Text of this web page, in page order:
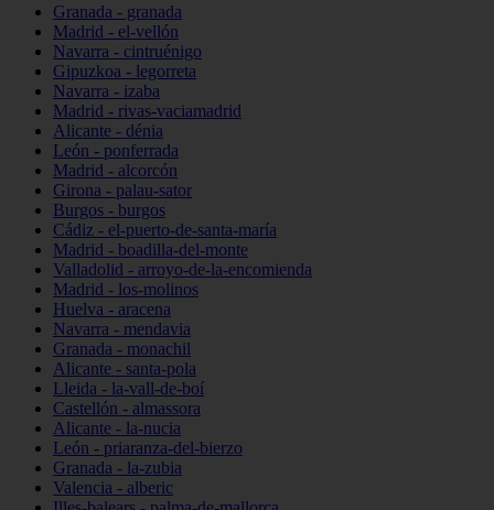
Granada - granada
Madrid - el-vellón
Navarra - cintruénigo
Gipuzkoa - legorreta
Navarra - izaba
Madrid - rivas-vaciamadrid
Alicante - dénia
León - ponferrada
Madrid - alcorcón
Girona - palau-sator
Burgos - burgos
Cádiz - el-puerto-de-santa-maría
Madrid - boadilla-del-monte
Valladolid - arroyo-de-la-encomienda
Madrid - los-molinos
Huelva - aracena
Navarra - mendavia
Granada - monachil
Alicante - santa-pola
Lleida - la-vall-de-boí
Castellón - almassora
Alicante - la-nucia
León - priaranza-del-bierzo
Granada - la-zubia
Valencia - alberic